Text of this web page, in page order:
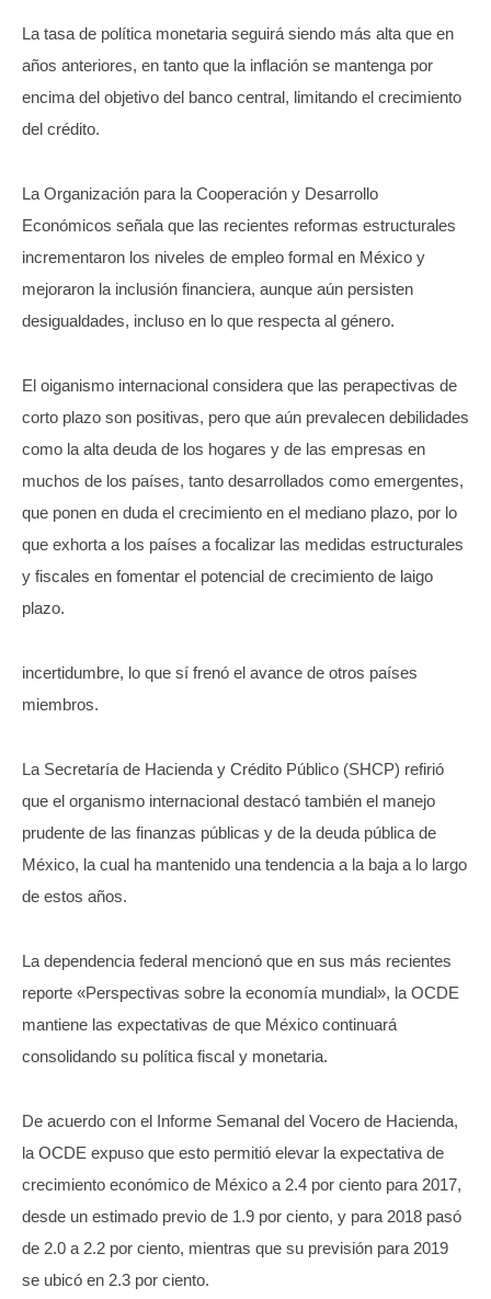
La tasa de política monetaria seguirá siendo más alta que en
años anteriores, en tanto que la inflación se mantenga por
encima del objetivo del banco central, limitando el crecimiento
del crédito.
La Organización para la Cooperación y Desarrollo
Económicos señala que las recientes reformas estructurales
incrementaron los niveles de empleo formal en México y
mejoraron la inclusión financiera, aunque aún persisten
desigualdades, incluso en lo que respecta al género.
El oiganismo internacional considera que las perapectivas de
corto plazo son positivas, pero que aún prevalecen debilidades
como la alta deuda de los hogares y de las empresas en
muchos de los países, tanto desarrollados como emergentes,
que ponen en duda el crecimiento en el mediano plazo, por lo
que exhorta a los países a focalizar las medidas estructurales
y fiscales en fomentar el potencial de crecimiento de laigo
plazo.
incertidumbre, lo que sí frenó el avance de otros países
miembros.
La Secretaría de Hacienda y Crédito Público (SHCP) refirió
que el organismo internacional destacó también el manejo
prudente de las finanzas públicas y de la deuda pública de
México, la cual ha mantenido una tendencia a la baja a lo largo
de estos años.
La dependencia federal mencionó que en sus más recientes
reporte «Perspectivas sobre la economía mundial», la OCDE
mantiene las expectativas de que México continuará
consolidando su política fiscal y monetaria.
De acuerdo con el Informe Semanal del Vocero de Hacienda,
la OCDE expuso que esto permitió elevar la expectativa de
crecimiento económico de México a 2.4 por ciento para 2017,
desde un estimado previo de 1.9 por ciento, y para 2018 pasó
de 2.0 a 2.2 por ciento, mientras que su previsión para 2019
se ubicó en 2.3 por ciento.